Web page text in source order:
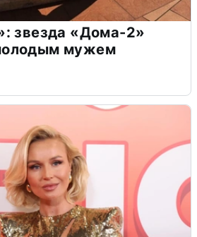
звезда «Дома-2»
мужем